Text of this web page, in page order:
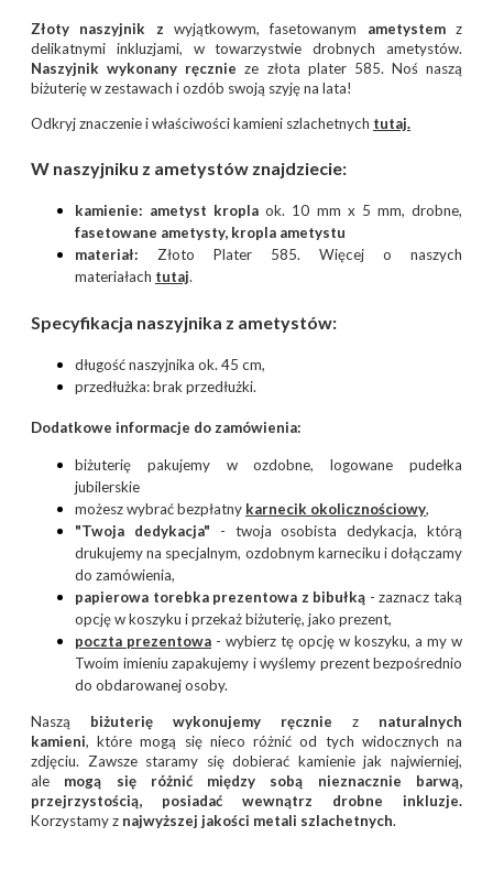
Złoty naszyjnik z wyjątkowym, fasetowanym ametystemz
delikatnymi inkluzjami, w towarzystwie drobnych ametystów.
Naszyjnik wykonany ręcznie ze złota plater 585. Noś naszą
biżuterię w zestawach i ozdób swoją szyję na lata!
Odkryj znaczenie i właściwości kamieni szlachetnych tutaj.
W naszyjniku z ametystów znajdziecie:
kamienie: ametyst kroplaok. 10 mm x 5 mm, drobne,
fasetowane ametysty, kropla ametystu
materiał: Złoto Plater 585. Więcej o naszych
materiałach tutaj.
Specyfikacja naszyjnika z ametystów:
długość naszyjnika ok. 45 cm,
przedłużka: brak przedłużki.
Dodatkowe informacje do zamówienia:
biżuterię pakujemy w ozdobne, logowane pudełka
jubilerskie
możesz wybrać bezpłatny karnecik okolicznościowy,
"Twoja dedykacja" - twoja osobista dedykacja, którą
drukujemy na specjalnym, ozdobnym karneciku i dołączamy
do zamówienia,
papierowa torebka prezentowa z bibułką - zaznacz taką
opcję w koszyku i przekaż biżuterię, jako prezent,
poczta prezentowa - wybierz tę opcję w koszyku, a my w
Twoim imieniu zapakujemy i wyślemy prezent bezpośrednio
do obdarowanej osoby.
Naszą biżuterię wykonujemy ręcznie z naturalnych
kamieni, które mogą się nieco różnić od tych widocznych na
zdjęciu. Zawsze staramy się dobierać kamienie jak najwierniej,
ale mogą się różnić między sobą nieznacznie barwą,
przejrzystością, posiadać wewnątrz drobne inkluzje.
Korzystamy z najwyższej jakości metali szlachetnych.